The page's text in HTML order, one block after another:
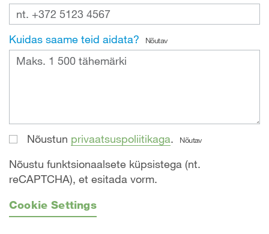
Kuidas saame teid aidata? Nõutav
Nõustun privaatsuspoliitikaga. Nõutav
Nõustu funktsionaalsete küpsistega (nt.
reCAPTCHA), et esitada vorm.
Cookie Settings